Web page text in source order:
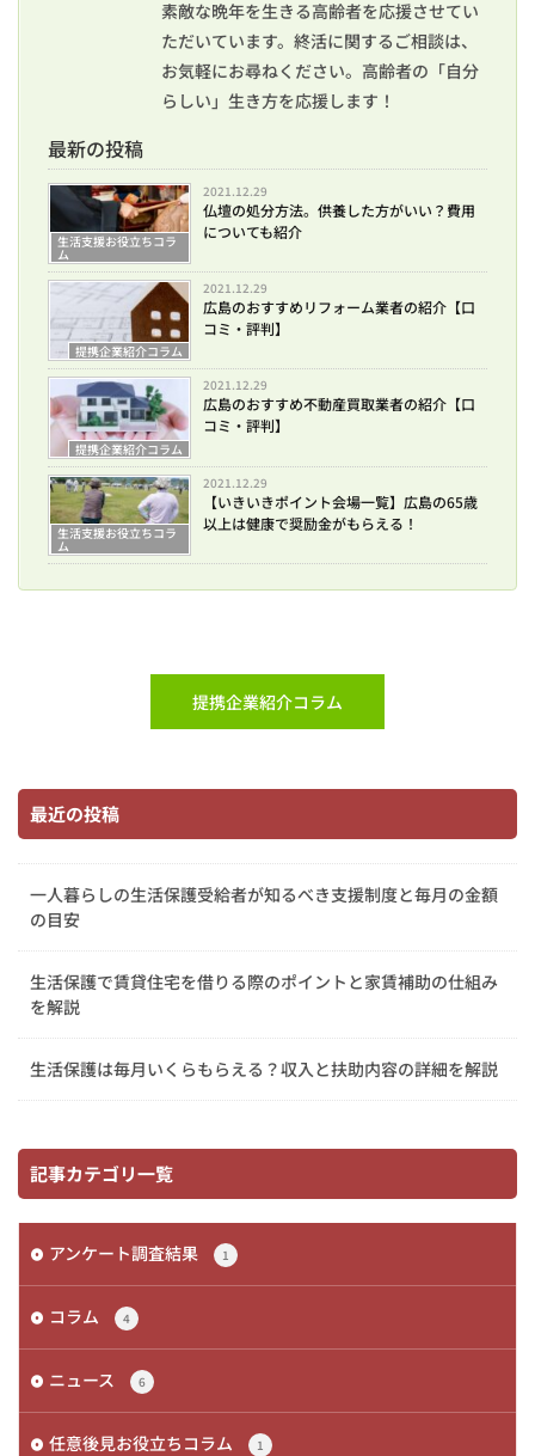
素敵な晩年を生きる高齢者を応援させてい
ただいています。終活に関するご相談は、
お気軽にお尋ねください。高齢者の「自分
らしい」生き方を応援します！
最新の投稿
生活支援お役立ちコラ
ム
2021.12.29
仏壇の処分方法。供養した方がいい？費用
についても紹介
提携企業紹介コラム
2021.12.29
広島のおすすめリフォーム業者の紹介【口
コミ・評判】
提携企業紹介コラム
2021.12.29
広島のおすすめ不動産買取業者の紹介【口
コミ・評判】
生活支援お役立ちコラ
ム
2021.12.29
【いきいきポイント会場一覧】広島の65歳
以上は健康で奨励金がもらえる！
提携企業紹介コラム
最近の投稿
一人暮らしの生活保護受給者が知るべき支援制度と毎月の金額
の目安
生活保護で賃貸住宅を借りる際のポイントと家賃補助の仕組み
を解説
生活保護は毎月いくらもらえる？収入と扶助内容の詳細を解説
記事カテゴリ一覧
アンケート調査結果 1
コラム 4
ニュース 6
任意後見お役立ちコラム 1